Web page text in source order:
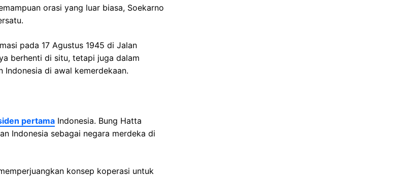
orasi yang luar biasa, Soekarno
pada 17 Agustus 1945 di Jalan
berhenti di situ, tetapi juga dalam
Indonesia di awal kemerdekaan.
pertama Indonesia. Bung Hatta
Indonesia sebagai negara merdeka di
konsep koperasi untuk